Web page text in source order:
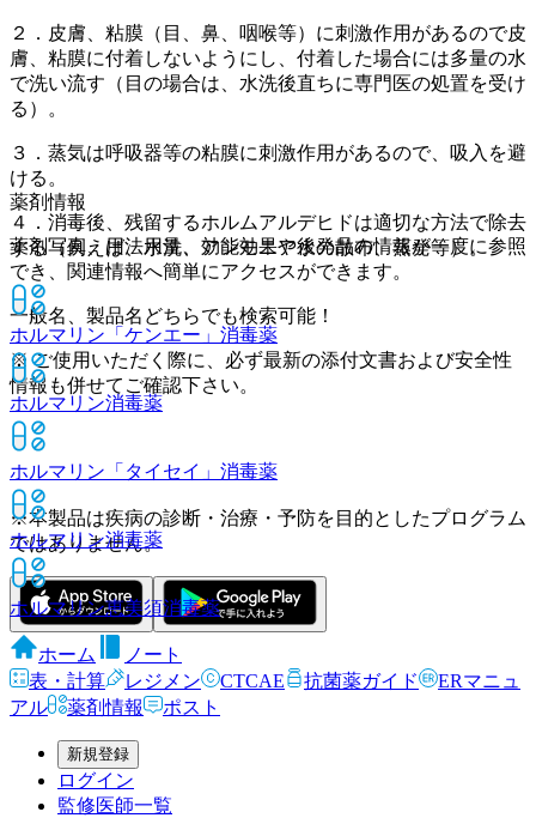
２．皮膚、粘膜（目、鼻、咽喉等）に刺激作用があるので皮
膚、粘膜に付着しないようにし、付着した場合には多量の水
で洗い流す（目の場合は、水洗後直ちに専門医の処置を受け
る）。
３．蒸気は呼吸器等の粘膜に刺激作用があるので、吸入を避
ける。
４．消毒後、残留するホルムアルデヒドは適切な方法で除去
する（例えば、水洗、アンモニア水の散布、蒸発等）。
ホルマリン「ケンエー」 消毒薬
ホルマリン消毒薬
ホルマリン「タイセイ」 消毒薬
ホルマリン消毒薬
ホルマリン恵美須消毒薬
薬剤情報
薬剤写真、用法用量、効能効果や後発品の情報が一度に参照
でき、関連情報へ簡単にアクセスができます。
一般名、製品名どちらでも検索可能！
※ ご使用いただく際に、必ず最新の添付文書および安全性
情報も併せてご確認下さい。
※本製品は疾病の診断・治療・予防を目的としたプログラム
ではありません。
ホーム
ノート
表・計算
レジメン CTCAE 抗菌薬ガイド
ERマニュ
アル
薬剤情報 ポスト
新規登録
ログイン
監修医師一覧